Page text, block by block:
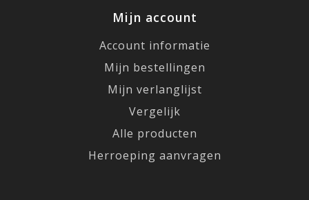
Mijn account
Account informatie
Mijn bestellingen
Mijn verlanglijst
Vergelijk
Alle producten
Herroeping aanvragen